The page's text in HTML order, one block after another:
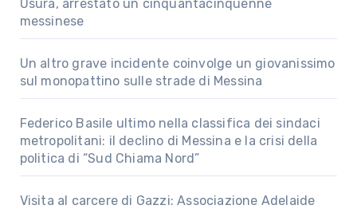
Usura, arrestato un cinquantacinquenne
messinese
Un altro grave incidente coinvolge un giovanissimo
sul monopattino sulle strade di Messina
Federico Basile ultimo nella classifica dei sindaci
metropolitani: il declino di Messina e la crisi della
politica di “Sud Chiama Nord”
Visita al carcere di Gazzi: Associazione Adelaide